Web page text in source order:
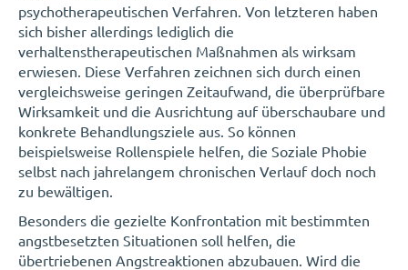
psychotherapeutischen Verfahren. Von letzteren haben
sich bisher allerdings lediglich die
verhaltenstherapeutischen Maßnahmen als wirksam
erwiesen. Diese Verfahren zeichnen sich durch einen
vergleichsweise geringen Zeitaufwand, die überprüfbare
Wirksamkeit und die Ausrichtung auf überschaubare und
konkrete Behandlungsziele aus. So können
beispielsweise Rollenspiele helfen, die Soziale Phobie
selbst nach jahrelangem chronischen Verlauf doch noch
zu bewältigen.
Besonders die gezielte Konfrontation mit bestimmten
angstbesetzten Situationen soll helfen, die
übertriebenen Angstreaktionen abzubauen. Wird die